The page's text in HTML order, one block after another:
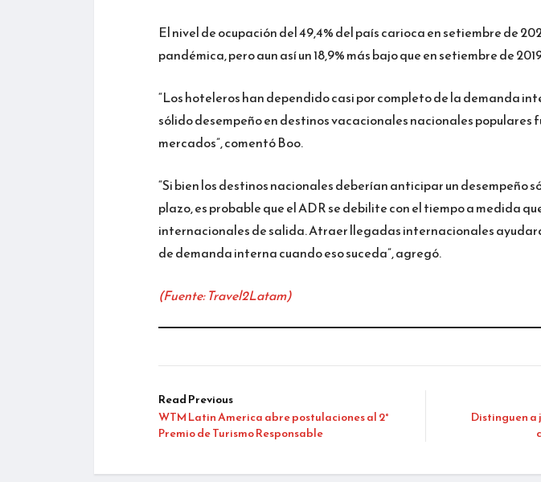
El nivel de ocupación del 49,4% del país carioca en setiembre de
pandémica, pero aun así un 18,9% más bajo que en setiembre de
“Los hoteleros han dependido casi por completo de la demanda
sólido desempeño en destinos vacacionales nacionales populares
mercados”, comentó Boo.
“Si bien los destinos nacionales deberían anticipar un desempeño
plazo, es probable que el ADR se debilite con el tiempo a medida
internacionales de salida. Atraer llegadas internacionales
de demanda interna cuando eso suceda”, agregó.
(Fuente: Travel2Latam)
Read Previous
WTM Latin America abre postulaciones al 2°
Premio de Turismo Responsable
Distinguen a